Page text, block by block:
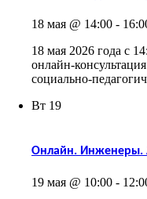
18 мая @ 14:00 -
18 мая 2026 года с
онлайн-
социально-
Вт 19
Онлайн. Инженеры.
19 мая @ 10:00 -